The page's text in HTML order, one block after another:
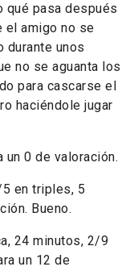
qué pasa después
el amigo no se
durante unos
no se aguanta los
para cascarse el
haciéndole jugar
0 de valoración.
en triples, 5
Bueno.
24 minutos, 2/9
un 12 de